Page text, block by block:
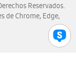
Reservados.
de Chrome, Edge,